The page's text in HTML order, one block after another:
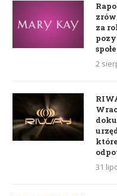
Równowaga w życiu
równowadze hormonalnej
22 maja 2019
za
2
31